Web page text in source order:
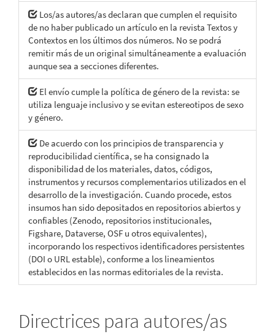
Los/as autores/as declaran que cumplen el requisito
de no haber publicado un artículo en la revista Textos y
Contextos en los últimos dos números. No se podrá
remitir más de un original simultáneamente a evaluación
aunque sea a secciones diferentes.
El envío cumple la política de género de la revista: se
utiliza lenguaje inclusivo y se evitan estereotipos de sexo
y género.
De acuerdo con los principios de transparencia y
reproducibilidad científica, se ha consignado la
disponibilidad de los materiales, datos, códigos,
instrumentos y recursos complementarios utilizados en el
desarrollo de la investigación. Cuando procede, estos
insumos han sido depositados en repositorios abiertos y
confiables (Zenodo, repositorios institucionales,
Figshare, Dataverse, OSF u otros equivalentes),
incorporando los respectivos identificadores persistentes
(DOI o URL estable), conforme a los lineamientos
establecidos en las normas editoriales de la revista.
Directrices para autores/as